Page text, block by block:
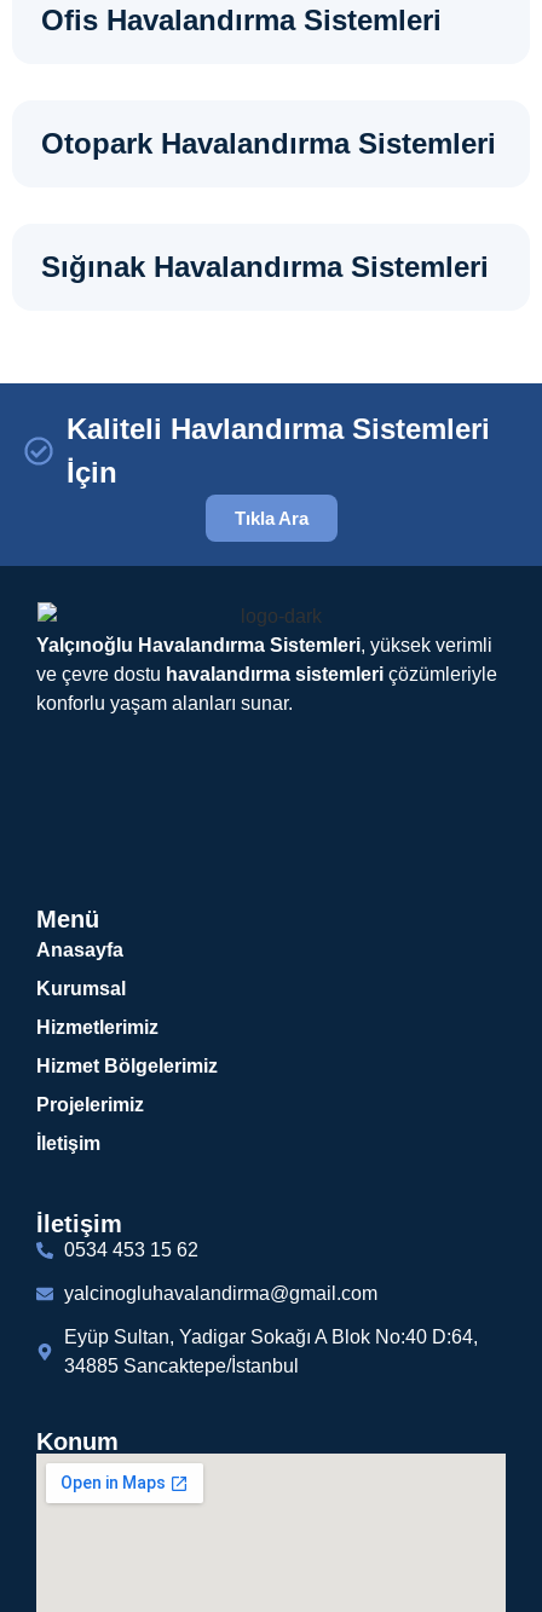
Ofis Havalandırma Sistemleri
Otopark Havalandırma Sistemleri
Sığınak Havalandırma Sistemleri
Kaliteli Havlandırma Sistemleri
İçin
Tıkla Ara
Yalçınoğlu Havalandırma Sistemleri, yüksek verimli
ve çevre dostu havalandırma sistemleri çözümleriyle
konforlu yaşam alanları sunar.
Menü
Anasayfa
Kurumsal
Hizmetlerimiz
Hizmet Bölgelerimiz
Projelerimiz
İletişim
İletişim
0534 453 15 62
yalcinogluhavalandirma@gmail.com
Eyüp Sultan, Yadigar Sokağı A Blok No:40 D:64,
34885 Sancaktepe/İstanbul
Konum